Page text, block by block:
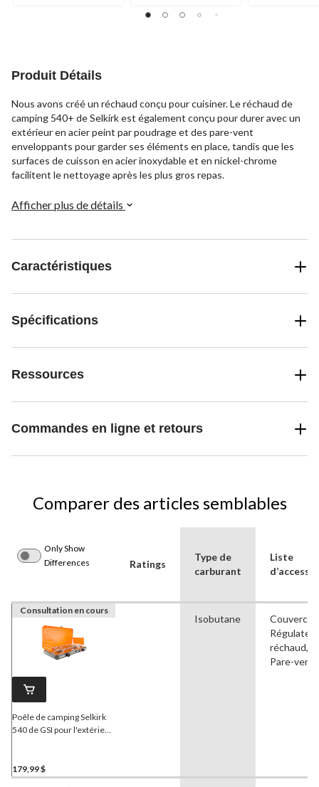
Produit Détails
Nous avons créé un réchaud conçu pour cuisiner. Le réchaud de
camping 540+ de Selkirk est également conçu pour durer avec un
extérieur en acier peint par poudrage et des pare-vent
enveloppants pour garder ses éléments en place, tandis que les
surfaces de cuisson en acier inoxydable et en nickel-chrome
facilitent le nettoyage après les plus gros repas.
Afficher plus de détails
Caractéristiques
Spécifications
Ressources
Commandes en ligne et retours
Comparer des articles semblables
Only Show
Differences
Ratings
Type de
carburant
Liste
Consultation en cours
Poêle de camping Selkirk
540 de GSI pour l'extérieur,
pare-vent, orange
179,99 $
Isobutane
Couvercle,
réchaud,
Pare-vent